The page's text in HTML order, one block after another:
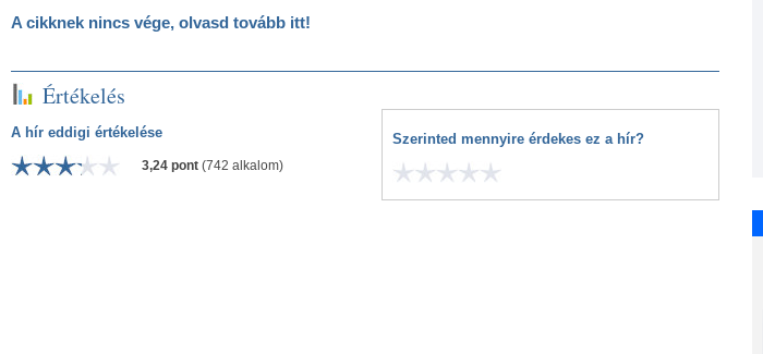
A cikknek nincs vége, olvasd tovább itt!
Értékelés
A hír eddigi értékelése
3,24 pont (742 alkalom)
Szerinted mennyire érdekes ez a hír?